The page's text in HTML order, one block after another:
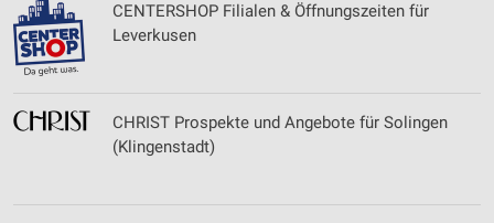
CENTERSHOP Filialen & Öffnungszeiten für
Leverkusen
CHRIST Prospekte und Angebote für Solingen
(Klingenstadt)